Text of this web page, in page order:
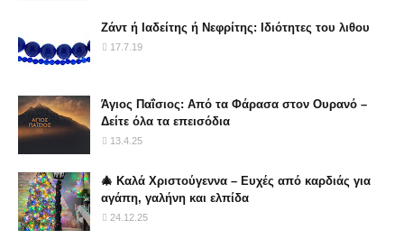
Ζάντ ή Ιαδείτης ή Νεφρίτης: Ιδιότητες του λιθου
17.7.19
Άγιος Παΐσιος: Από τα Φάρασα στον Ουρανό –
Δείτε όλα τα επεισόδια
13.4.25
🎄 Καλά Χριστούγεννα – Ευχές από καρδιάς για
αγάπη, γαλήνη και ελπίδα
24.12.25